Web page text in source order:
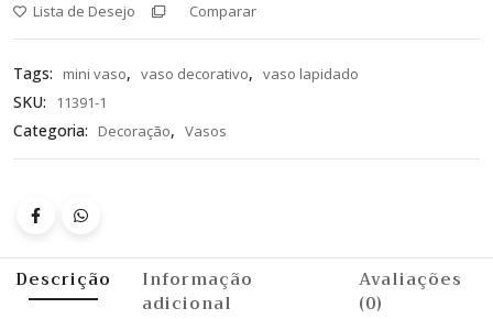
Lista de Desejo Comparar
Tags: mini vaso, vaso decorativo, vaso lapidado
SKU: 11391-1
Categoria: Decoração, Vasos
Descrição
Informação
adicional
Avaliações
(0)